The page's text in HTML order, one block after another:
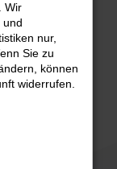
können:
deine
Wir
und
nur,
Sie zu
können
widerrufen.